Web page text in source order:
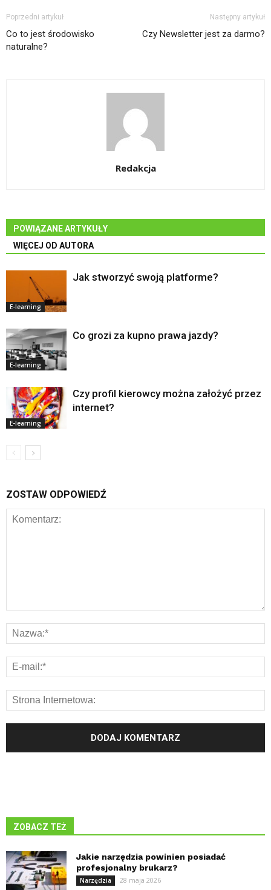
Poprzedni artykuł
Co to jest środowisko
naturalne?
Następny artykuł
Czy Newsletter jest za darmo?
Redakcja
POWIĄZANE ARTYKUŁY
WIĘCEJ OD AUTORA
E-learning
Jak stworzyć swoją platforme?
E-learning
Co grozi za kupno prawa jazdy?
E-learning
Czy profil kierowcy można założyć przez
internet?
ZOSTAW ODPOWIEDŹ
ZOBACZ TEŻ
Jakie narzędzia powinien posiadać
profesjonalny brukarz?
Narzędzia 28 maja 2026